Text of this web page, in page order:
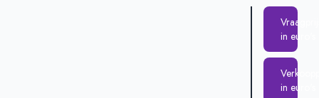
Vraagprijs
in euro's
in euro's